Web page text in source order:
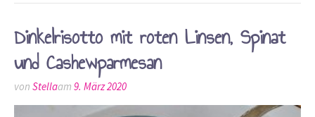
Dinkelrisotto mit roten Linsen, Spinat
und Cashewparmesan
von Stellaam 9. März 2020